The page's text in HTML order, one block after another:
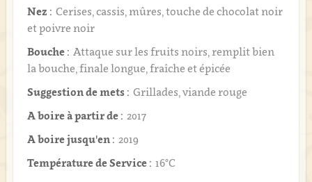
Nez : Cerises, cassis, mûres, touche de chocolat noir
et poivre noir
Bouche : Attaque sur les fruits noirs, remplit bien
la bouche, finale longue, fraîche et épicée
Suggestion de mets : Grillades, viande rouge
A boire à partir de : 2017
A boire jusqu'en : 2019
Température de Service : 16°C